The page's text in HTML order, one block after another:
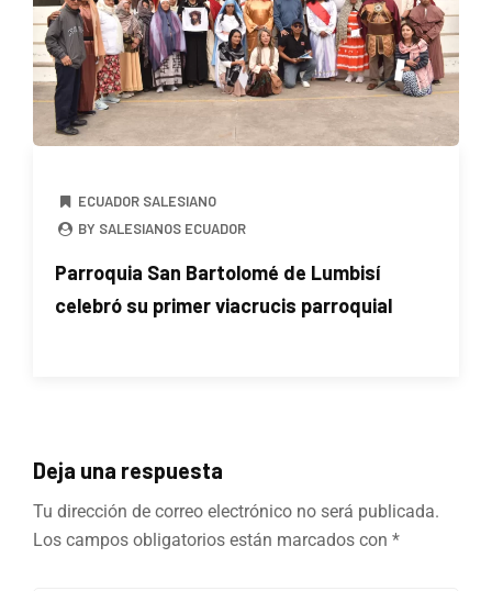
ECUADOR SALESIANO
BY SALESIANOS ECUADOR
Parroquia San Bartolomé de Lumbisí
celebró su primer viacrucis parroquial
Deja una respuesta
Tu dirección de correo electrónico no será publicada.
Los campos obligatorios están marcados con *